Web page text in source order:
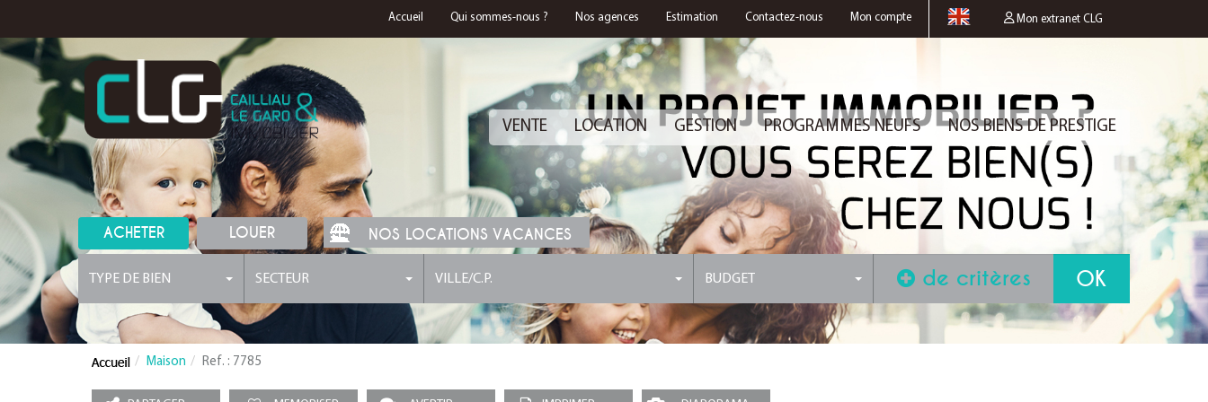
Mon extranet CLG
Accueil Qui sommes-nous ? Nos agences Estimation Contactez-nous Mon compte
VENTE LOCATION GESTION PROGRAMMES NEUFS NOS BIENS DE PRESTIGE
ACHETER LOUER NOS LOCATIONS VACANCES
TYPE DE BIEN SECTEUR VILLE/C.P. BUDGET de critères
Maison Ref. : 7785